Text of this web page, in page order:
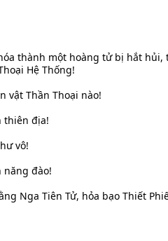
thành một hoàng tử bị hắt hủi,
Hệ Thống!
vật Thần Thoại nào!
thiên địa!
vô!
năng đào!
Nga Tiên Tử, hỏa bạo Thiết